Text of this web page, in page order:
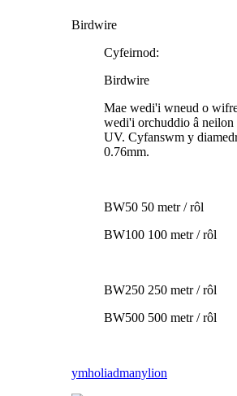
Birdwire
Cyfeirnod:
Birdwire
Mae wedi'i wneud o
wedi'i orchuddio â
UV. Cyfanswm y
0.76mm.
BW50 50 metr / rôl
BW100 100 metr / rôl
BW250 250 metr / rôl
BW500 500 metr / rôl
ymholiadmanylion